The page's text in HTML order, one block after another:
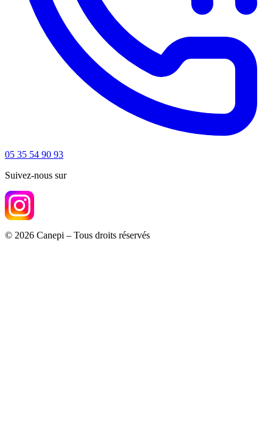
05 35 54 90 93
Suivez-nous sur
© 2026 Canepi – Tous droits réservés